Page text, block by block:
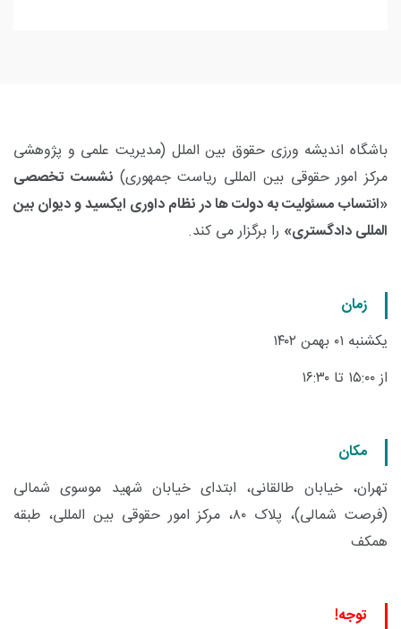
باشگاه اندیشه ورزی حقوق بین الملل (مدیریت علمی و پژوهشی
مرکز امور حقوقی بین المللی ریاست جمهوری)نشست تخصصی
«انتساب مسئولیت به دولت ها در نظام داوری ایکسید و دیوان بین
المللی دادگستری» را برگزار می کند.
زمان
یکشنبه ۰۱ بهمن ۱۴۰۲
از ۱۵:۰۰ تا ۱۶:۳۰
مکان
تهران، خیابان طالقانی، ابتدای خیابان شهید موسوی شمالی
(فرصت شمالی)، پلاک ۸۰، مرکز امور حقوقی بین المللی، طبقه
همکف
توجه!